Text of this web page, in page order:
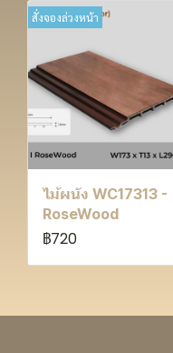
สั่งจองล่วงหน้า
ไม้ผนัง WC17313 -
RoseWood
฿720